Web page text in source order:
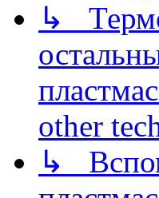
↳
other
↳